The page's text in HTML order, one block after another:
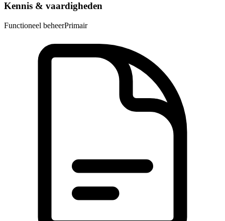
Kennis & vaardigheden
Functioneel beheerPrimair